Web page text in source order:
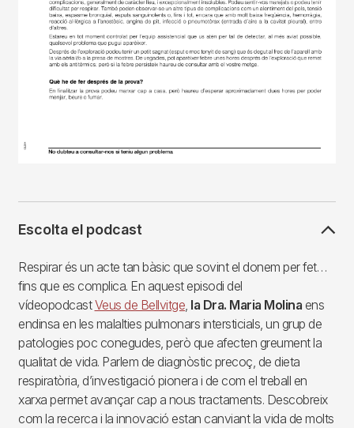
Escolta el podcast
Respirar és un acte tan bàsic que sovint el donem per fet…
fins que es complica. En aquest episodi del
vídeopodcastVeus de Bellvitge, la Dra. Maria Molina ens
endinsa en les malalties pulmonars intersticials, un grup de
patologies poc conegudes, però que afecten greument la
qualitat de vida. Parlem de diagnòstic precoç, de dieta
respiratòria, d’investigació pionera i de com el treball en
xarxa permet avançar cap a nous tractaments. Descobreix
com la recerca i la innovació estan canviant la vida de molts